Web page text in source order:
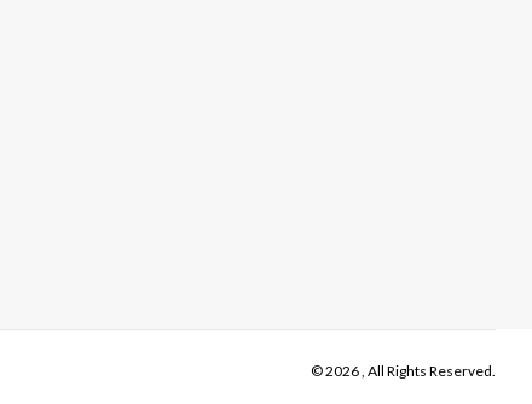
© 2026 , All Rights Reserved.